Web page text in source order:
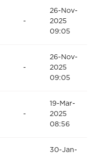
-
26-Nov-
2025
09:05
-
26-Nov-
2025
09:05
-
19-Mar-
2025
08:56
30-Jan-